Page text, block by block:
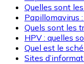
Quelles sont
Papillomavirus
Quels sont les
HPV : quelles
Quel est le
Sites